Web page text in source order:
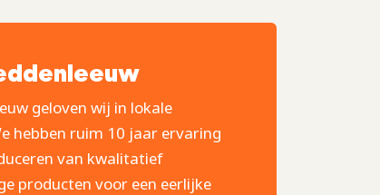
geloven wij in lokale
hebben ruim 10 jaar ervaring
van kwalitatief
producten voor een eerlijke